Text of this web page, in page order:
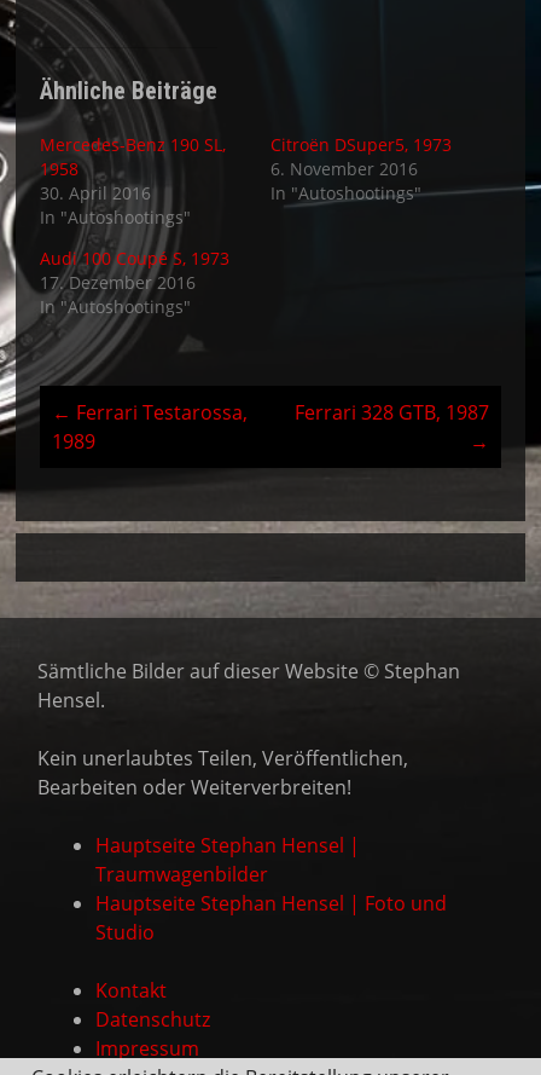
Ähnliche Beiträge
Mercedes-Benz 190 SL,
1958
30. April 2016
In "Autoshootings"
Citroën DSuper5, 1973
6. November 2016
In "Autoshootings"
Audi 100 Coupé S, 1973
17. Dezember 2016
In "Autoshootings"
Post
navigation
← Ferrari Testarossa,
1989
Ferrari 328 GTB, 1987
→
Sämtliche Bilder auf dieser Website © Stephan
Hensel.
Kein unerlaubtes Teilen, Veröffentlichen,
Bearbeiten oder Weiterverbreiten!
Hauptseite Stephan Hensel |
Traumwagenbilder
Hauptseite Stephan Hensel | Foto und
Studio
Kontakt
Datenschutz
Impressum